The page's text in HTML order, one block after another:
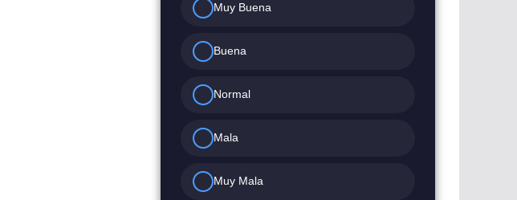
Muy Buena
Buena
Normal
Mala
Muy Mala